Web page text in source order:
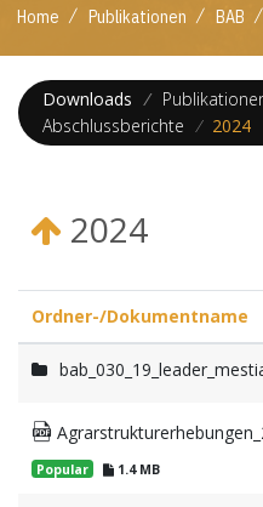
Home / Publikationen / BAB /
Downloads /
Abschlussberichte / 2024
2024
Ordner-/Dokumentname
Popular 1.4 MB